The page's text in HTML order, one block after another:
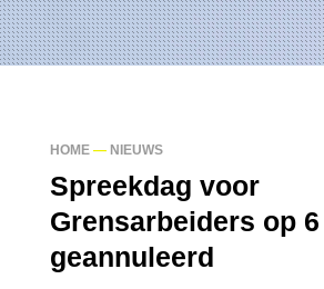
HOME —NIEUWS
Spreekdag voor
Grensarbeiders op
geannuleerd